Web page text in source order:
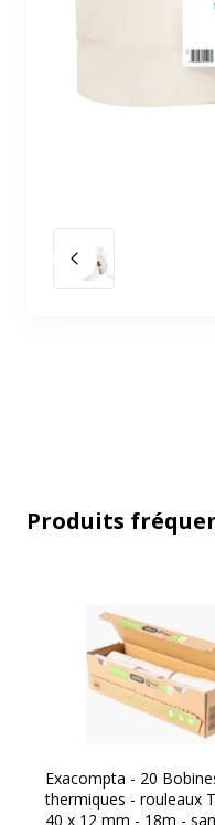
Slide précédent
Produits
Exacompta - 20
thermiques - rouleaux
40 x 12 mm - 18m -